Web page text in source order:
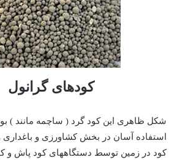
کودهای گرانول
شکل ظاهری این کود گرد ( ساچمه مانند )
استفاده آسان در بخش کشاورزی و باغداری
کود در زمین توسط دستگاههای کود پاش و